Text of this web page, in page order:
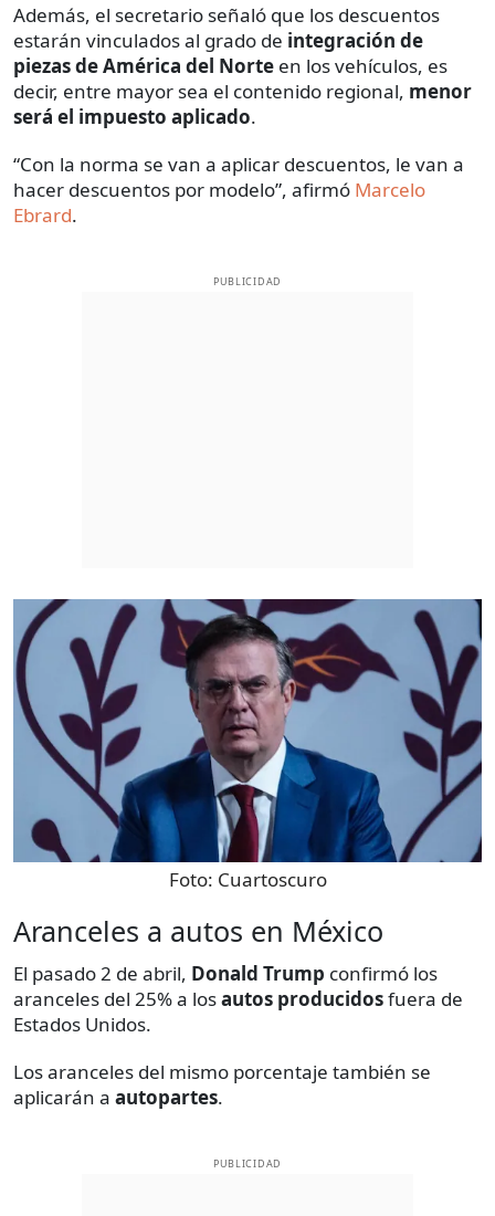
Además, el secretario señaló que los descuentos
estarán vinculados al grado de integración de
piezas de América del Norte en los vehículos, es
decir, entre mayor sea el contenido regional, menor
será el impuesto aplicado.
“Con la norma se van a aplicar descuentos, le van a
hacer descuentos por modelo”, afirmó Marcelo
Ebrard.
PUBLICIDAD
Foto: Cuartoscuro
Aranceles a autos en México
El pasado 2 de abril, Donald Trump confirmó los
aranceles del 25% a losautos producidosfuera de
Estados Unidos.
Los aranceles del mismo porcentaje también se
aplicarán a autopartes.
PUBLICIDAD